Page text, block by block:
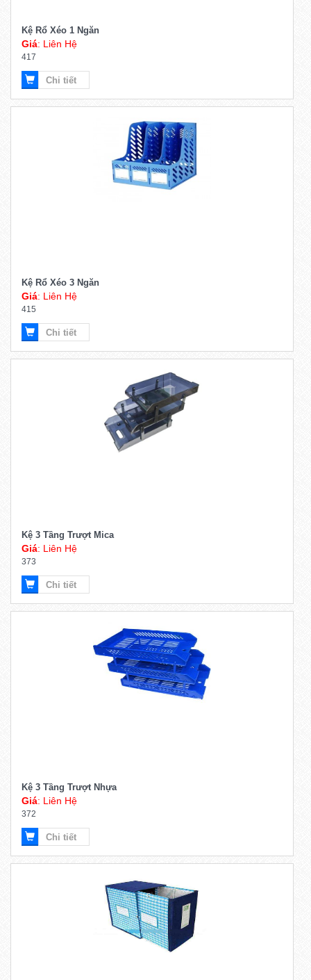
Kệ Rổ Xéo 1 Ngăn
Giá: Liên Hệ
417
Chi tiết
Kệ Rổ Xéo 3 Ngăn
Giá: Liên Hệ
415
Chi tiết
Kệ 3 Tầng Trượt Mica
Giá: Liên Hệ
373
Chi tiết
Kệ 3 Tầng Trượt Nhựa
Giá: Liên Hệ
372
Chi tiết